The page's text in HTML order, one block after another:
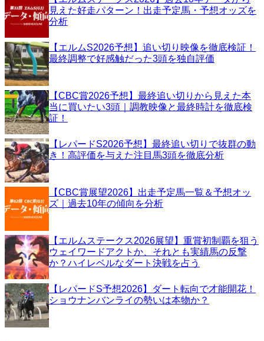
見えた好走パターン！出走予定馬・予想オッズを
分析
【エルムS2026予想】追い切り映像を徹底検証！
最終調整で好感触だった3頭を独自評価
【CBC賞2026予想】最終追い切りから見えた本
当に買いたい3頭｜調教映像と最終時計を徹底検
証！
【レパードS2026予想】最終追い切りで抜群の動
き！高評価を与えた注目馬3頭を徹底分析
【CBC賞展望2026】出走予定馬一覧＆予想オッ
ズ｜過去10年の傾向を分析
【エルムステークス2026展望】重賞初制覇を狙う
ウェイワードアクトか、それとも実績馬の反撃
か？ハイレベルなダート決戦を占う
【レパードS予想2026】ダート転向で才能開花！
ショウナンバンライの勢いは本物か？